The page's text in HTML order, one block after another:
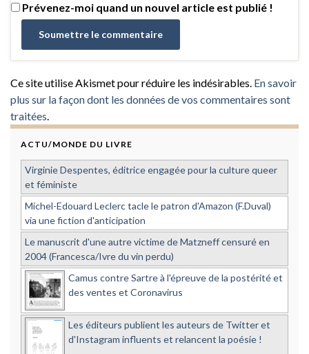
Prévenez-moi quand un nouvel article est publié !
Ce site utilise Akismet pour réduire les indésirables. En savoir
plus sur la façon dont les données de vos commentaires sont
traitées.
ACTU/MONDE DU LIVRE
Virginie Despentes, éditrice engagée pour la culture queer
et féministe
Michel-Edouard Leclerc tacle le patron d'Amazon (F.Duval)
via une fiction d'anticipation
Le manuscrit d'une autre victime de Matzneff censuré en
2004 (Francesca/Ivre du vin perdu)
Camus contre Sartre à l'épreuve de la postérité et
des ventes et Coronavirus
Les éditeurs publient les auteurs de Twitter et
d'Instagram influents et relancent la poésie !